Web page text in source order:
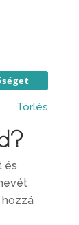
Törlés
és